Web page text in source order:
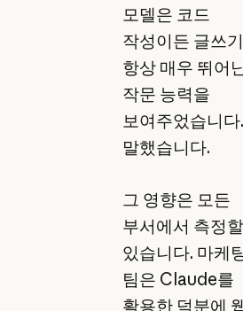
모델은 코드
작성이든 글쓰
항상 매우 뛰어
작문 능력을
보여주었습니
말했습니다.
그 영향은 모든
부서에서 측정
있습니다. 마케
팀은 Claude를
활용한 덕분에